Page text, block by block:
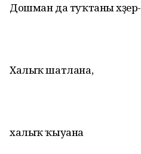
Дошман да туҡтаны хәҙер-
Халыҡ шатлана,
халыҡ ҡыуана